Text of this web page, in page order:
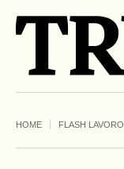
HOME FLASH LAVORO